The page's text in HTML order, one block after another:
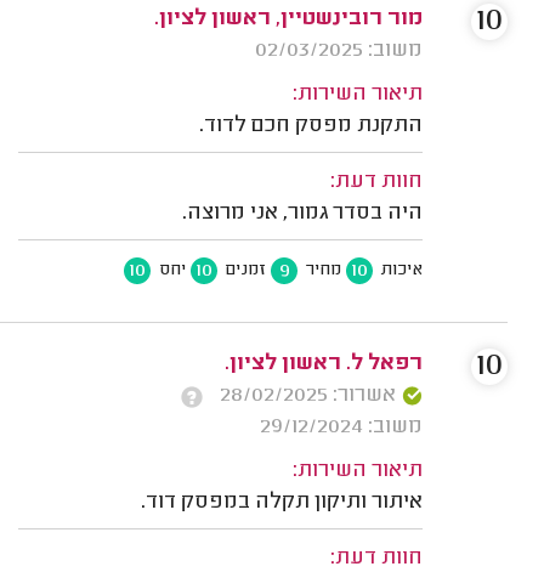
מור רובינשטיין, ראשון לציון.
משוב: 02/03/2025
תיאור השירות:
התקנת מפסק חכם לדוד.
חוות דעת:
היה בסדר גמור, אני מרוצה.
איכות 10 מחיר 9 זמנים 10 יחס 10
10
רפאל ל. ראשון לציון.
אשרור: 28/02/2025
משוב: 29/12/2024
תיאור השירות:
איתור ותיקון תקלה במפסק דוד.
חוות דעת:
10